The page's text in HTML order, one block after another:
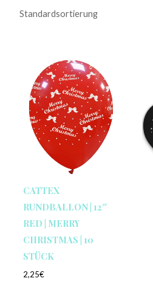
CATTEX
RUNDBALLON | 12″
RED | MERRY
CHRISTMAS | 10
STÜCK
2,25€